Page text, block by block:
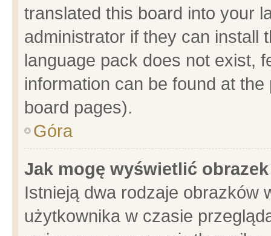
translated this board into your
administrator if they can install
language pack does not exist,
information can be found at
board pages).
Góra
Jak mogę wyświetlić
Istnieją dwa rodzaje obrazków
użytkownika w czasie